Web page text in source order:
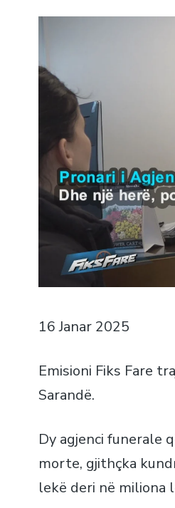
16 Janar 2025
Emisioni Fiks Fare
Sarandë.
Dy agjenci funerale
morte, gjithçka
lekë deri në miliona